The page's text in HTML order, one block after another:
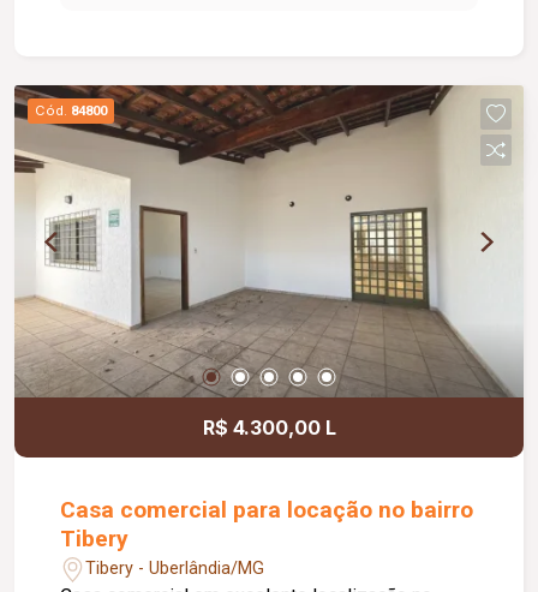
Cód. 84800
R$ 4.300,00 L
Casa comercial para locação no bairro
Tibery
Tibery - Uberlândia/MG